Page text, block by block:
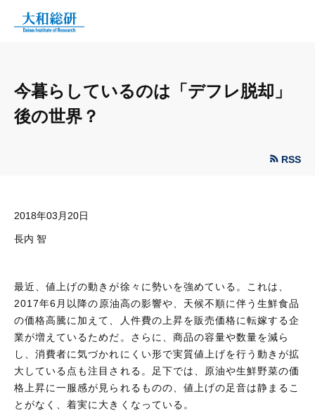
今暮らしているのは「デフレ脱却」
後の世界？
RSS
2018年03月20日
長内 智
最近、値上げの動きが徐々に勢いを強めている。これは、
2017年6月以降の原油高の影響や、天候不順に伴う生鮮食品
の価格高騰に加えて、人件費の上昇を販売価格に転嫁する企
業が増えているためだ。さらに、商品の容量や数量を減ら
し、消費者に気づかれにくい形で実質値上げを行う動きが拡
大している点も注目される。足下では、原油や生鮮野菜の価
格上昇に一服感が見られるものの、値上げの足音は静まるこ
とがなく、着実に大きくなっている。